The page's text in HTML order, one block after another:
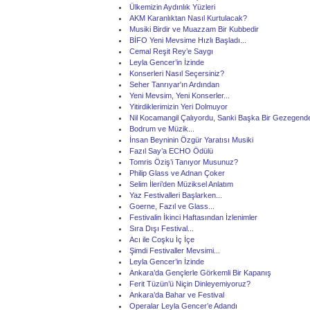
Ülkemizin Aydınlık Yüzleri
AKM Karanlıktan Nasıl Kurtulacak?
Musiki Birdir ve Muazzam Bir Kubbedir
BİFO Yeni Mevsime Hızlı Başladı...
Cemal Reşit Rey’e Saygı
Leyla Gencer’in İzinde
Konserleri Nasıl Seçersiniz?
Seher Tanrıyar'ın Ardından
Yeni Mevsim, Yeni Konserler...
Yitirdiklerimizin Yeri Dolmuyor
Nil Kocamangil Çalıyordu, Sanki Başka Bir
Bodrum ve Müzik...
İnsan Beyninin Özgür Yaratısı Musiki
Fazıl Say’a ECHO Ödülü
Tomris Öziş’i Tanıyor Musunuz?
Philip Glass ve Adnan Çoker
Selim İleri’den Müziksel Anlatım
Yaz Festivalleri Başlarken...
Goerne, Fazıl ve Glass...
Festivalin İkinci Haftasından İzlenimler
Sıra Dışı Festival...
Acı ile Coşku İç İçe
Şimdi Festivaller Mevsimi...
Leyla Gencer’in İzinde
Ankara’da Gençlerle Görkemli Bir Kapanış
Ferit Tüzün’ü Niçin Dinleyemiyoruz?
Ankara’da Bahar ve Festival
Operalar Leyla Gencer’e Adandı